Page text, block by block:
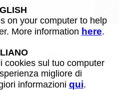
richieste all'autore del sito, fare
è preferibile utilizzare il
progetto.
on your computer to help
More information here.
cookies sul tuo computer
migliore di
informazioni qui.